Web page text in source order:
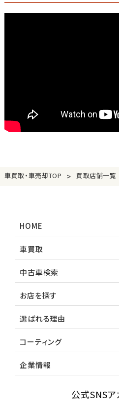
車買取・車売却TOP > 買取店舗一覧
HOME
車買取
中古車検索
お店を探す
選ばれる理由
コーティング
企業情報
公式SNSア